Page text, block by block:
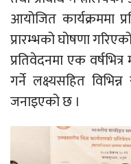
आयोजित कार्यक्रममा
प्रारम्भको घोषणा
प्रतिवेदनमा एक
गर्ने लक्ष्यसहित
जनाइएको छ ।